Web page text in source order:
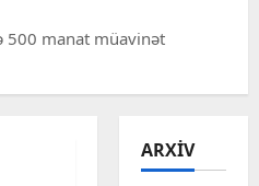
500 manat müavinət
ARXIV